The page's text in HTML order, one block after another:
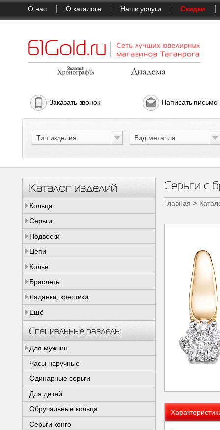
О нас О каталоге Наши услуги Скидки
Заказать звонок Написать письмо
Тип изделия Вид металла
Каталог изделий
Кольца
Серьги
Подвески
Цепи
Колье
Браслеты
Ладанки, крестики
Ещё
Специальные разделы
Для мужчин
Часы наручные
Одинарные серьги
Для детей
Обручальные кольца
Серьги конго
Серьги с
Главная